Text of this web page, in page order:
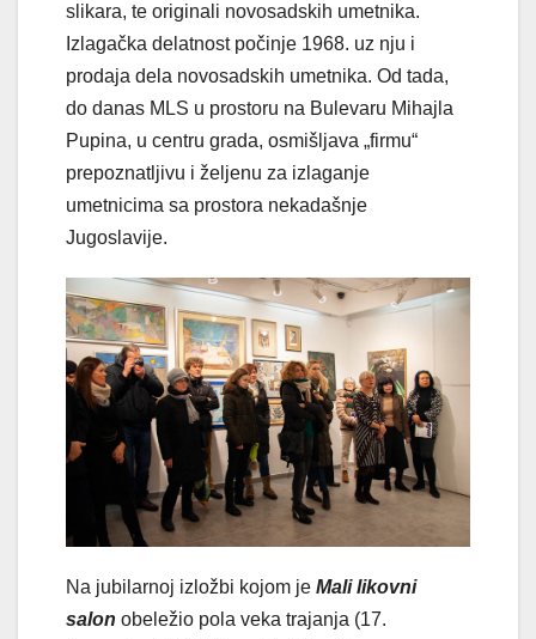
slikara, te originali novosadskih umetnika.
Izlagačka delatnost počinje 1968. uz nju i
prodaja dela novosadskih umetnika. Od tada,
do danas MLS u prostoru na Bulevaru Mihajla
Pupina, u centru grada, osmišljava „firmu“
prepoznatljivu i željenu za izlaganje
umetnicima sa prostora nekadašnje
Jugoslavije.
Na jubilarnoj izložbi kojom je Mali likovni
salon obeležio pola veka trajanja (17.